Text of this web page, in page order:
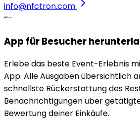
info@nfctron.com
App für Besucher
Erlebe das beste Event-Erlebnis
App. Alle Ausgaben übersichtlich
schnellste Rückerstattung des
Benachrichtigungen über
Bewertung deiner Einkäufe.